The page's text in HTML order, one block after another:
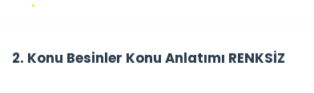
2. Konu Besinler Konu Anlatımı RENKSİZ